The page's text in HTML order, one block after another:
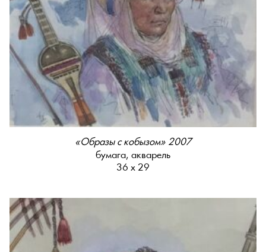
«Образы с кобызом» 2007
бумага, акварель
36 х 29